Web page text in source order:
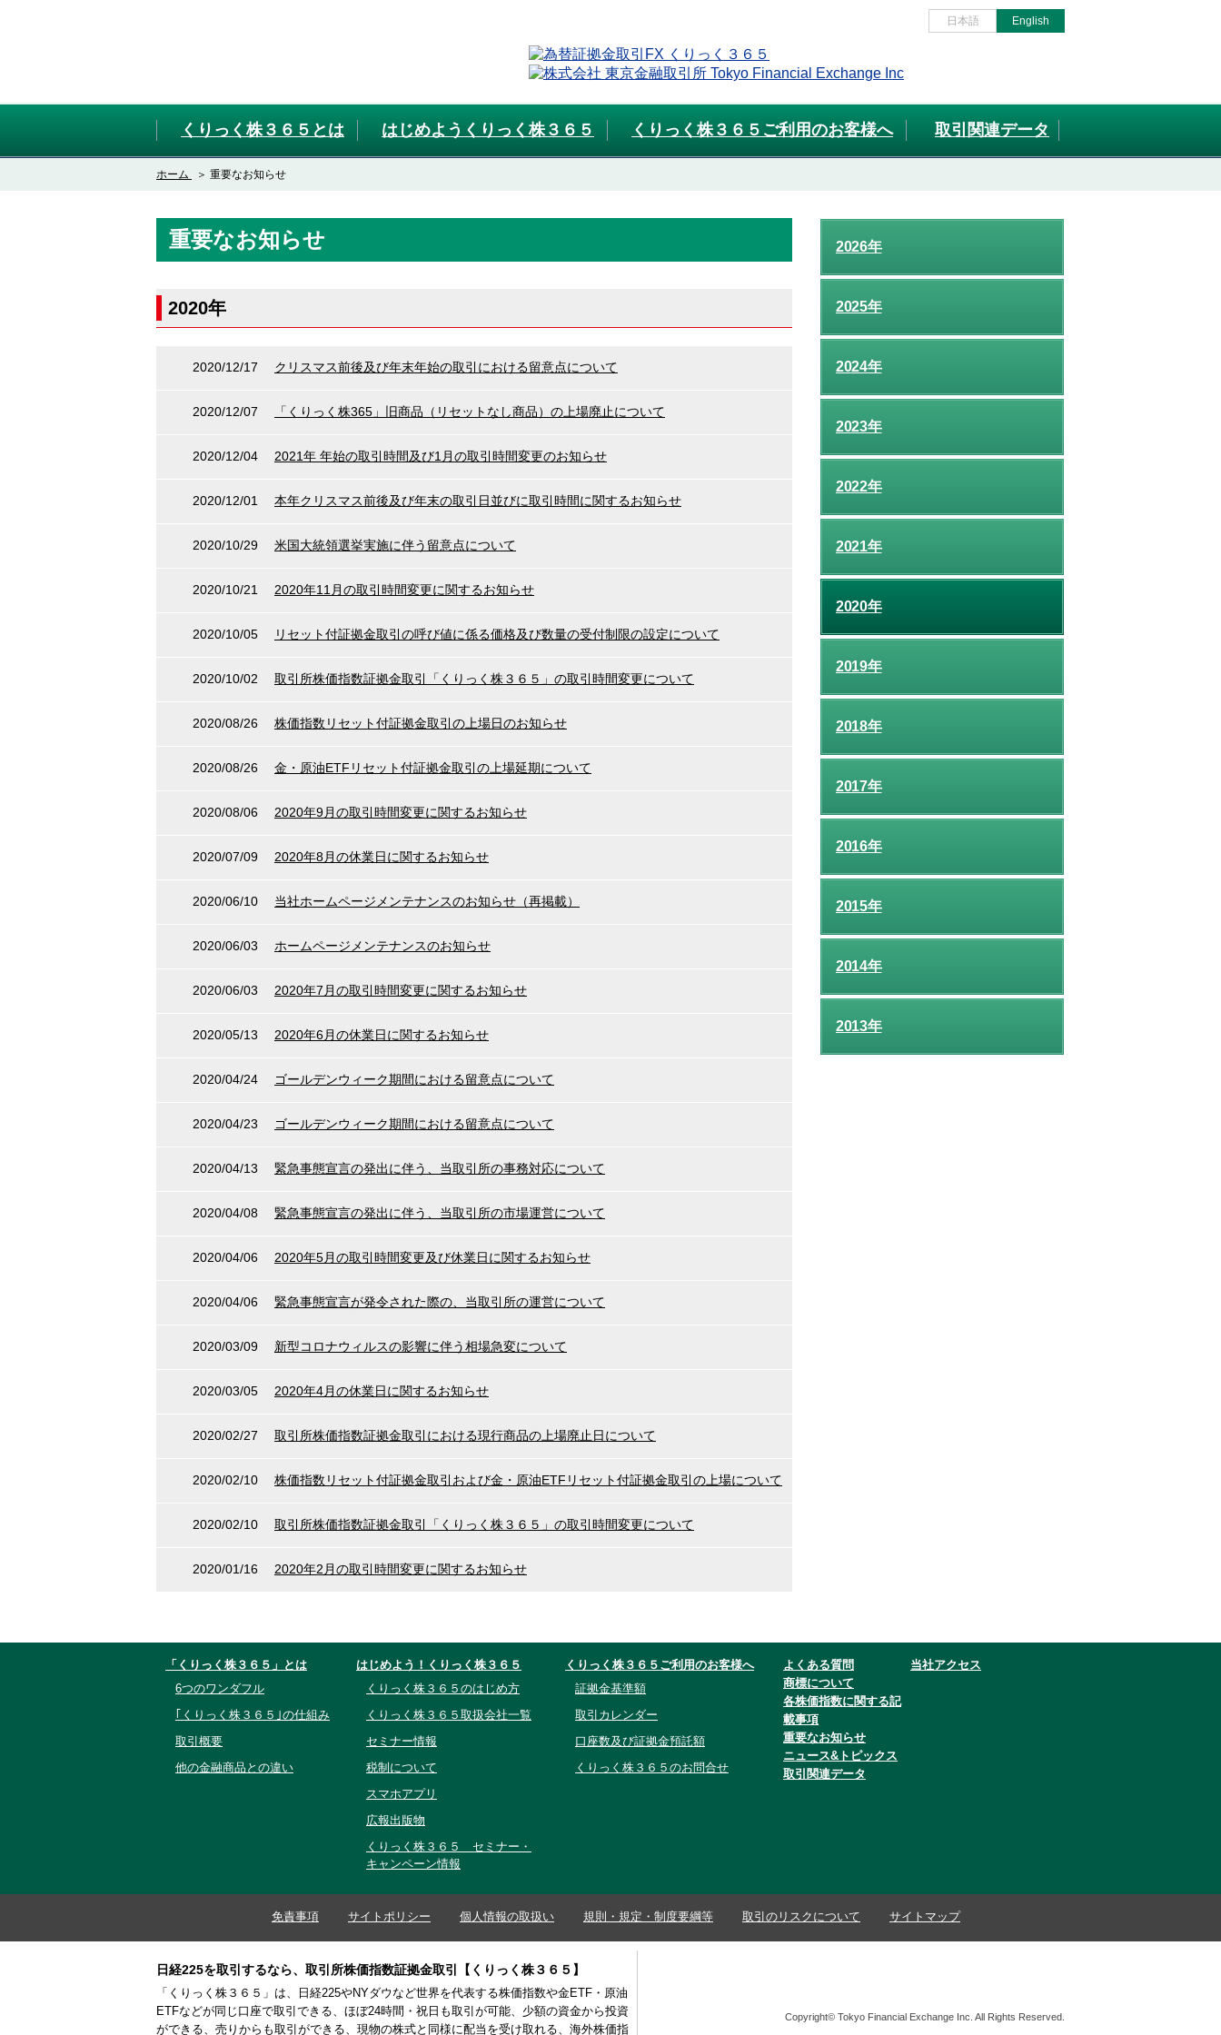
日本語 English
くりっく株３６５とは はじめようくりっく株３６５ くりっく株３６５ご利用のお客様へ 取引関連データ
ホーム 重要なお知らせ
重要なお知らせ
2020年
2020/12/17 クリスマス前後及び年末年始の取引における留意点について
2020/12/07 「くりっく株365」旧商品（リセットなし商品）の上場廃止について
2020/12/04 2021年 年始の取引時間及び1月の取引時間変更のお知らせ
2020/12/01 本年クリスマス前後及び年末の取引日並びに取引時間に関するお知らせ
2020/10/29 米国大統領選挙実施に伴う留意点について
2020/10/21 2020年11月の取引時間変更に関するお知らせ
2020/10/05 リセット付証拠金取引の呼び値に係る価格及び数量の受付制限の設定について
2020/10/02 取引所株価指数証拠金取引「くりっく株３６５」の取引時間変更について
2020/08/26 株価指数リセット付証拠金取引の上場日のお知らせ
2020/08/26 金・原油ETFリセット付証拠金取引の上場延期について
2020/08/06 2020年9月の取引時間変更に関するお知らせ
2020/07/09 2020年8月の休業日に関するお知らせ
2020/06/10 当社ホームページメンテナンスのお知らせ（再掲載）
2020/06/03 ホームページメンテナンスのお知らせ
2020/06/03 2020年7月の取引時間変更に関するお知らせ
2020/05/13 2020年6月の休業日に関するお知らせ
2020/04/24 ゴールデンウィーク期間における留意点について
2020/04/23 ゴールデンウィーク期間における留意点について
2020/04/13 緊急事態宣言の発出に伴う、当取引所の事務対応について
2020/04/08 緊急事態宣言の発出に伴う、当取引所の市場運営について
2020/04/06 2020年5月の取引時間変更及び休業日に関するお知らせ
2020/04/06 緊急事態宣言が発令された際の、当取引所の運営について
2020/03/09 新型コロナウィルスの影響に伴う相場急変について
2020/03/05 2020年4月の休業日に関するお知らせ
2020/02/27 取引所株価指数証拠金取引における現行商品の上場廃止日について
2020/02/10 株価指数リセット付証拠金取引および金・原油ETFリセット付証拠金取引の上場について
2020/02/10 取引所株価指数証拠金取引「くりっく株３６５」の取引時間変更について
2020/01/16 2020年2月の取引時間変更に関するお知らせ
2026年
2025年
2024年
2023年
2022年
2021年
2020年
2019年
2018年
2017年
2016年
2015年
2014年
2013年
「くりっく株３６５」とは
6つのワンダフル
｢くりっく株３６５｣の仕組み
取引概要
他の金融商品との違い
はじめよう！くりっく株３６５
くりっく株３６５のはじめ方
くりっく株３６５取扱会社一覧
セミナー情報
税制について
スマホアプリ
広報出版物
くりっく株３６５ セミナー・
キャンペーン情報
くりっく株３６５ご利用のお客様へ
証拠金基準額
取引カレンダー
口座数及び証拠金預託額
くりっく株３６５のお問合せ
よくある質問
商標について
各株価指数に関する記
載事項
重要なお知らせ
ニュース&トピックス
取引関連データ
当社アクセス
免責事項 サイトポリシー 個人情報の取扱い 規則・規定・制度要綱等 取引のリスクについて サイトマップ
日経225を取引するなら、取引所株価指数証拠金取引【くりっく株３６５】
「くりっく株３６５」は、日経225やNYダウなど世界を代表する株価指数や金ETF・原油
ETFなどが同じ口座で取引できる、ほぼ24時間・祝日も取引が可能、少額の資金から投資
ができる、売りからも取引ができる、現物の株式と同様に配当を受け取れる、海外株価指
Copyright© Tokyo Financial Exchange Inc. All Rights Reserved.